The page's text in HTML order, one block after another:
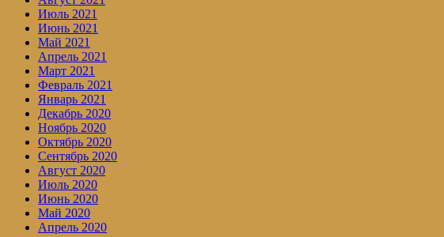
Июль 2021
Июнь 2021
Май 2021
Апрель 2021
Март 2021
Февраль 2021
Январь 2021
Декабрь 2020
Ноябрь 2020
Октябрь 2020
Сентябрь 2020
Август 2020
Июль 2020
Июнь 2020
Май 2020
Апрель 2020